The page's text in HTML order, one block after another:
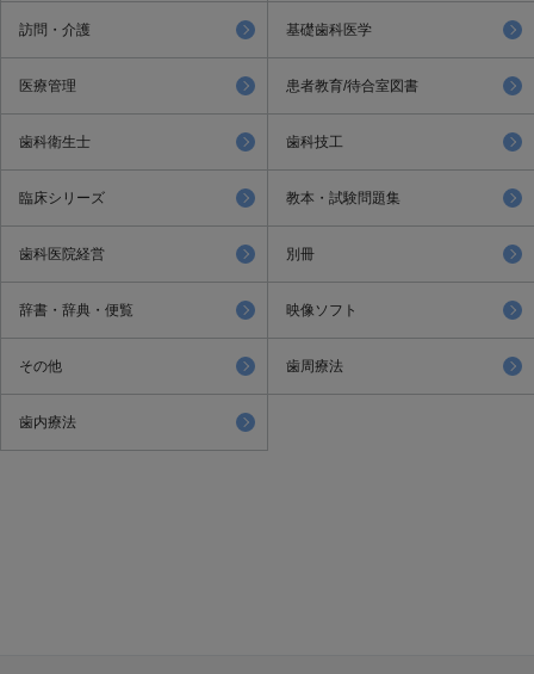
訪問・介護 基礎歯科医学
医療管理 患者教育/待合室図書
歯科衛生士 歯科技工
臨床シリーズ 教本・試験問題集
歯科医院経営 別冊
辞書・辞典・便覧 映像ソフト
その他 歯周療法
歯内療法